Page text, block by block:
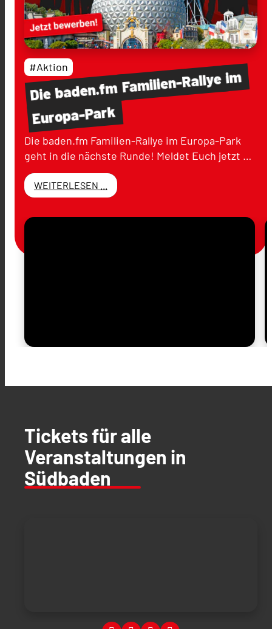
Diebaden.fmFamilien-Rallyeim
Europa-Park
#Aktion
Die baden.fm Familien-Rallye im Europa-Park
geht in die nächste Runde! Meldet Euch jetzt …
WEITERLESEN ...
Tickets für alle
Veranstaltungen in
Südbaden